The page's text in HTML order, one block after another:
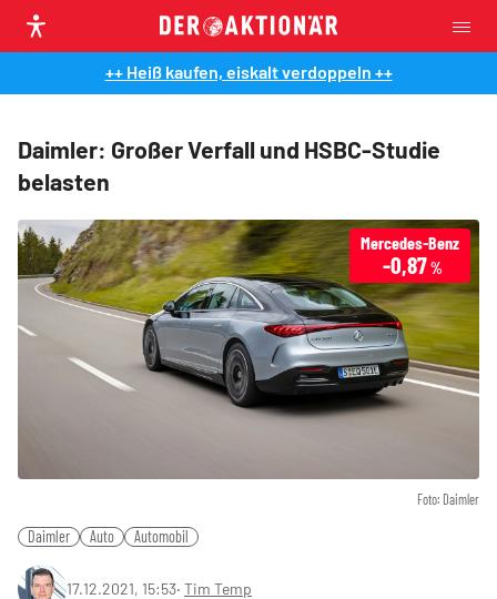
++ Heiß kaufen, eiskalt verdoppeln ++
Daimler: Großer Verfall und HSBC-Studie
belasten
Foto: Daimler
Mercedes-Benz
-0,87 %
Daimler Auto Automobil
17.12.2021, 15:53‧ Tim Temp